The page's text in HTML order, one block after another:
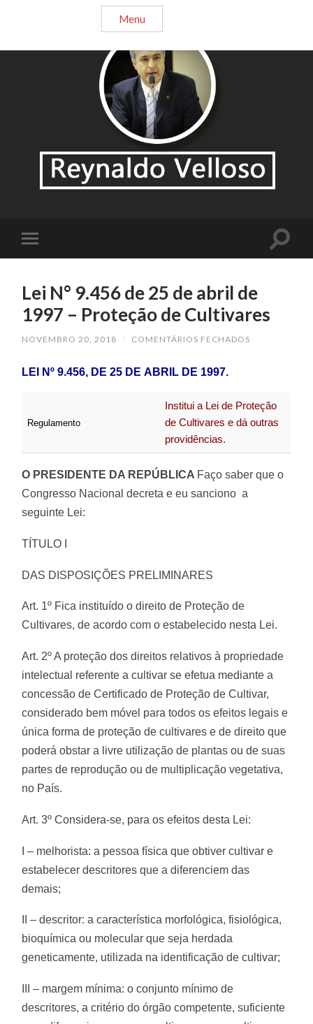
Lei N° 9.456 de 25 de abril de
1997 – Proteção de Cultivares
NOVEMBRO 20, 2018 / COMENTÁRIOS FECHADOS
DE
ABRIL
DE
PROTEÇÃO
CULTIVARES
LEI Nº 9.456, DE 25 DE ABRIL DE 1997.
Regulamento
Institui a Lei de Proteção
de Cultivares e dá outras
providências.
O PRESIDENTE DA REPÚBLICA Faço saber que o
Congresso Nacional decreta e eu sanciono a
seguinte Lei:
TÍTULO I
DAS DISPOSIÇÕES PRELIMINARES
Art. 1º Fica instituído o direito de Proteção de
Cultivares, de acordo com o estabelecido nesta Lei.
Art. 2º A proteção dos direitos relativos à propriedade
intelectual referente a cultivar se efetua mediante a
concessão de Certificado de Proteção de Cultivar,
considerado bem móvel para todos os efeitos legais e
única forma de proteção de cultivares e de direito que
poderá obstar a livre utilização de plantas ou de suas
partes de reprodução ou de multiplicação vegetativa,
no País.
Art. 3º Considera-se, para os efeitos desta Lei:
I – melhorista: a pessoa física que obtiver cultivar e
estabelecer descritores que a diferenciem das
demais;
II – descritor: a característica morfológica, fisiológica,
bioquímica ou molecular que seja herdada
geneticamente, utilizada na identificação de cultivar;
III – margem mínima: o conjunto mínimo de
descritores, a critério do órgão competente, suficiente
Menu